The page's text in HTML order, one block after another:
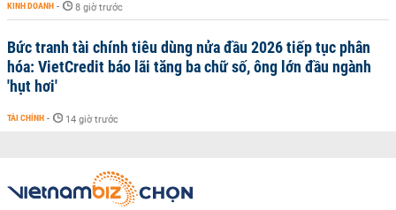
KINH DOANH - 8 giờ trước
Bức tranh tài chính tiêu dùng nửa đầu 2026 tiếp tục phân
hóa: VietCredit báo lãi tăng ba chữ số, ông lớn đầu ngành
'hụt hơi'
TÀI CHÍNH - 14 giờ trước